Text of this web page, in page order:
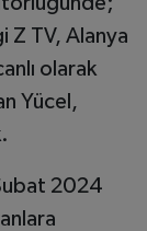
Z TV, Alanya
olarak
Yücel,
2024